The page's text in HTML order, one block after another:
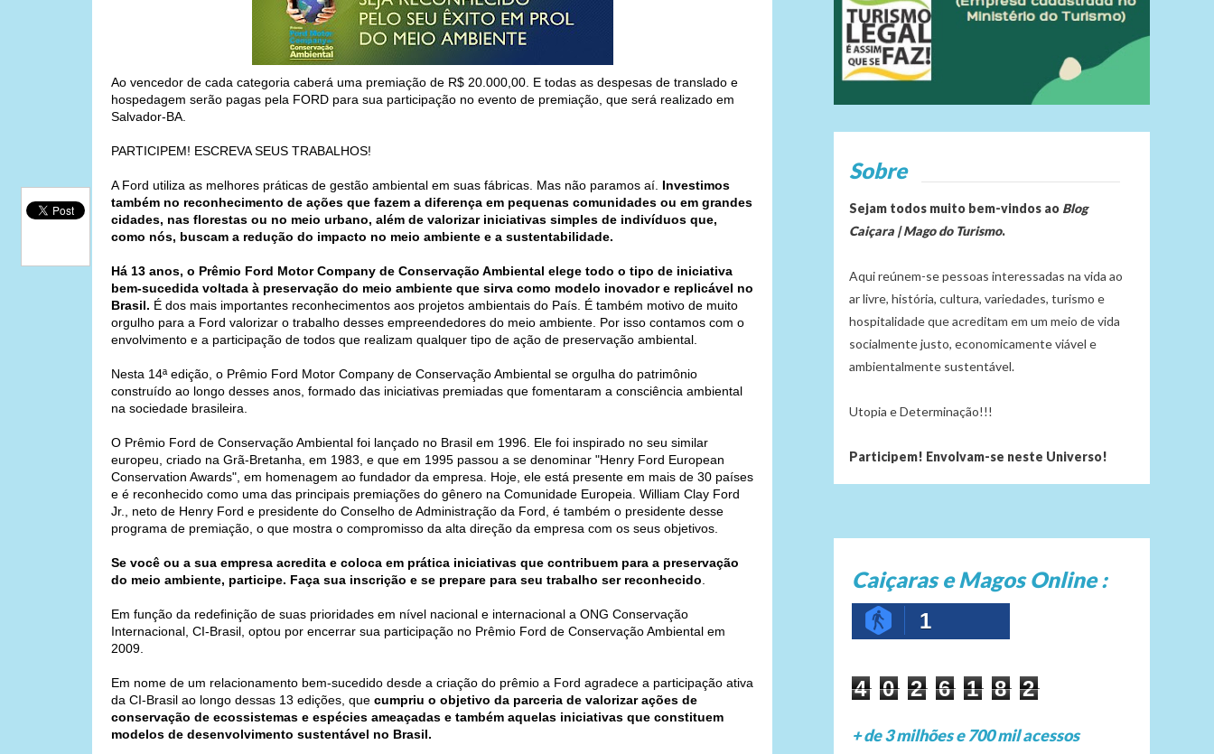
Ao vencedor de cada categoria caberá uma premiação de R$ 20.000,00. E todas as despesas de translado e
hospedagem serão pagas pela FORD para sua participação no evento de premiação, que será realizado em
Salvador-BA.
PARTICIPEM! ESCREVA SEUS TRABALHOS!
A Ford utiliza as melhores práticas de gestão ambiental em suas fábricas. Mas não paramos aí. Investimos
também no reconhecimento de ações que fazem a diferença em pequenas comunidades ou em grandes
cidades, nas florestas ou no meio urbano, além de valorizar iniciativas simples de indivíduos que,
como nós, buscam a redução do impacto no meio ambiente e a sustentabilidade.
Há 13 anos, o Prêmio Ford Motor Company de Conservação Ambiental elege todo o tipo de iniciativa
bem-sucedida voltada à preservação do meio ambiente que sirva como modelo inovador e replicável no
Brasil. É dos mais importantes reconhecimentos aos projetos ambientais do País. É também motivo de muito
orgulho para a Ford valorizar o trabalho desses empreendedores do meio ambiente. Por isso contamos com o
envolvimento e a participação de todos que realizam qualquer tipo de ação de preservação ambiental.
Nesta 14ª edição, o Prêmio Ford Motor Company de Conservação Ambiental se orgulha do patrimônio
construído ao longo desses anos, formado das iniciativas premiadas que fomentaram a consciência ambiental
na sociedade brasileira.
O Prêmio Ford de Conservação Ambiental foi lançado no Brasil em 1996. Ele foi inspirado no seu similar
europeu, criado na Grã-Bretanha, em 1983, e que em 1995 passou a se denominar "Henry Ford European
Conservation Awards", em homenagem ao fundador da empresa. Hoje, ele está presente em mais de 30 países
e é reconhecido como uma das principais premiações do gênero na Comunidade Europeia. William Clay Ford
Jr., neto de Henry Ford e presidente do Conselho de Administração da Ford, é também o presidente desse
programa de premiação, o que mostra o compromisso da alta direção da empresa com os seus objetivos.
Se você ou a sua empresa acredita e coloca em prática iniciativas que contribuem para a preservação
do meio ambiente, participe. Faça sua inscrição e se prepare para seu trabalho ser reconhecido
Em função da redefinição de suas prioridades em nível nacional e internacional a ONG Conservação
Internacional, CI-Brasil, optou por encerrar sua participação no Prêmio Ford de Conservação Ambiental em
2009.
Em nome de um relacionamento bem-sucedido desde a criação do prêmio a Ford agradece a participação ativa
da CI-Brasil ao longo dessas 13 edições, que cumpriu o objetivo da parceria de valorizar ações de
conservação de ecossistemas e espécies ameaçadas e também aquelas iniciativas que constituem
modelos de desenvolvimento sustentável no Brasil.
Sobre
Sejam todos muito bem-vindos ao Blog
Caiçara | Mago do Turismo.
Aqui reúnem-se pessoas interessadas na vida ao
ar livre, história, cultura, variedades, turismo e
hospitalidade que acreditam em um meio de vida
socialmente justo, economicamente viável e
ambientalmente sustentável.
Utopia e Determinação!!!
Participem! Envolvam-se neste Universo!
Caiçaras e Magos Online :
1
4 0 2 6 1 8 2
+ de 3 milhões e 700 mil acessos